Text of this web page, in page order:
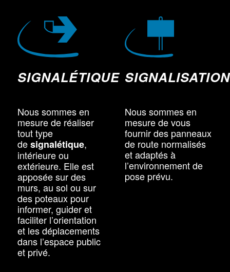
SIGNALÉTIQUE
Nous sommes en
mesure de réaliser
tout type
designalétique,
intérieure ou
extérieure. Elle est
apposée sur des
murs, au sol ou sur
des poteaux pour
informer, guider et
faciliter l’orientation
et les déplacements
dans l’espace public
et privé.
SIGNALISATION
Nous sommes en
mesure de vous
fournir des panneaux
de route normalisés
et adaptés à
l’environnement de
pose prévu.